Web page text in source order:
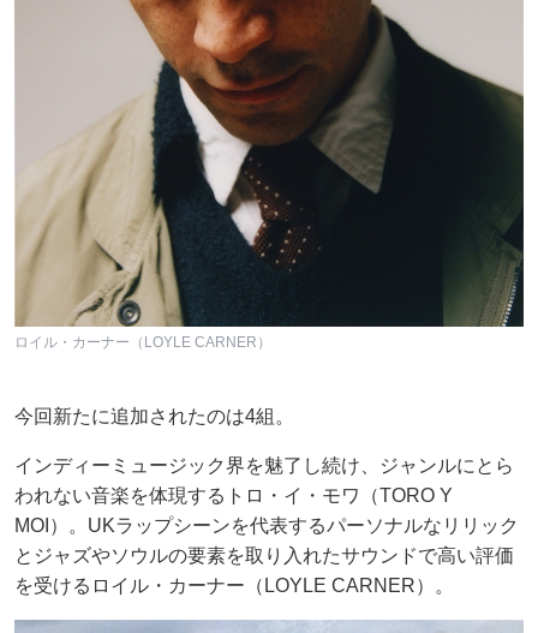
ロイル・カーナー（LOYLE CARNER）
今回新たに追加されたのは4組。
インディーミュージック界を魅了し続け、ジャンルにとら
われない音楽を体現するトロ・イ・モワ（TORO Y
MOI）。UKラップシーンを代表するパーソナルなリリック
とジャズやソウルの要素を取り入れたサウンドで高い評価
を受けるロイル・カーナー（LOYLE CARNER）。